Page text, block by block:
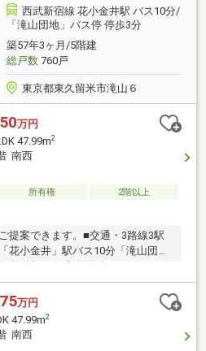
レンジ色『資料請求』をクリッ
わせはフリーダイヤル0800-811-
トフォンの方は右下の青色『電話
リック）
西武新宿線 花小金井駅 バス10分/
「滝山団地」バス停 停歩3分
築57年3ヶ月/5階建
総戸数760戸
東京都東久留米市滝山６
万円
47.99m2
南西
所有権
2階以上
提案できます。■交通・3路線3駅
花小金井」駅バス10分「滝山団
：鉄筋コンクリート造5階建4階部
・南西向き住戸のため陽当た
■周辺環境・市立第七小学校まで
）・りそな銀行まで約560ｍ（徒
東久留米滝山店まで約510ｍ（徒
万円
47.99m2
南西